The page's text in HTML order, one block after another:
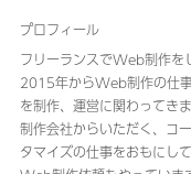
プロフィール
フリーランスでWeb制作を
2015年からWeb制作の仕
を制作、運営に関わってき
制作会社からいただく、コ
タマイズの仕事をおもにし